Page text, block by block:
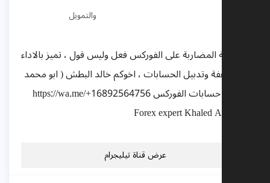
والتمويل
احترافية المضاربة على الفوركس فعل وليس قول ، تميز بالاداء
، مضاعفة وتدبيل الحسابات ، اخوكم خالد البطش ( ابو محمد
) لإدارة حسابات الفوركس https://wa.me/+16892564756
Forex expert Khaled Al-Batsh
عرض قناة تيليجرام